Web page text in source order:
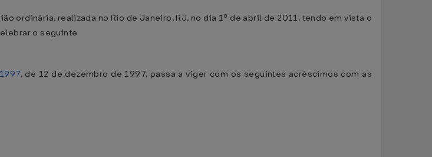
ordinária, realizada no Rio de Janeiro, RJ, no dia 1º de abril de 2011, tendo em vista o
o seguinte
, de 12 de dezembro de 1997, passa a viger com os seguintes acréscimos com as